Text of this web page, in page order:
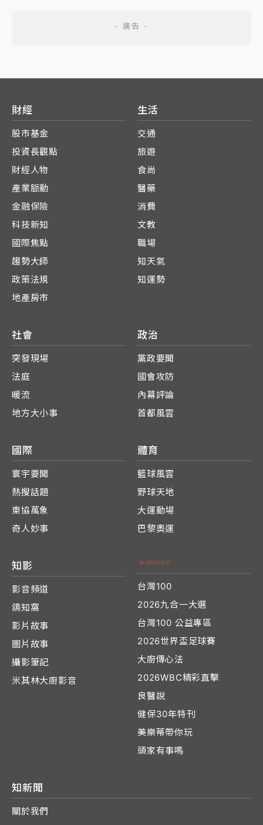
財經
股市基金
投資長觀點
財經人物
產業脈動
金融保險
科技新知
國際焦點
趨勢大師
政策法規
地產房市
生活
交通
旅遊
食尚
醫藥
消費
文教
職場
知天氣
知運勢
社會
突發現場
法庭
暖流
地方大小事
政治
黨政要聞
國會攻防
內幕評論
首都風雲
國際
寰宇要聞
熱搜話題
東協萬象
奇人妙事
體育
籃球風雲
野球天地
大運動場
巴黎奧運
知影
影音頻道
鴿知窩
影片故事
圖片故事
攝影筆記
米其林大廚影音
台灣100
2026九合一大選
台灣100 公益專區
2026世界盃足球賽
大廚傳心法
2026WBC精彩直擊
良醫說
健保30年特刊
美樂蒂帶你玩
頭家有事嗎
知新聞
關於我們